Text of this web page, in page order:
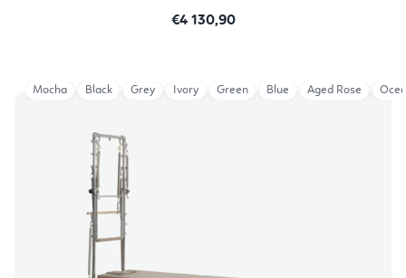
€4 130,90
Mocha Black Grey Ivory Green Blue Aged Rose